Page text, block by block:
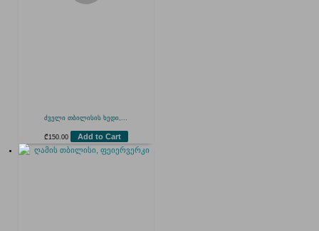
ძველი თბილისის ხედი,...
₾ 150.00 Add to Cart